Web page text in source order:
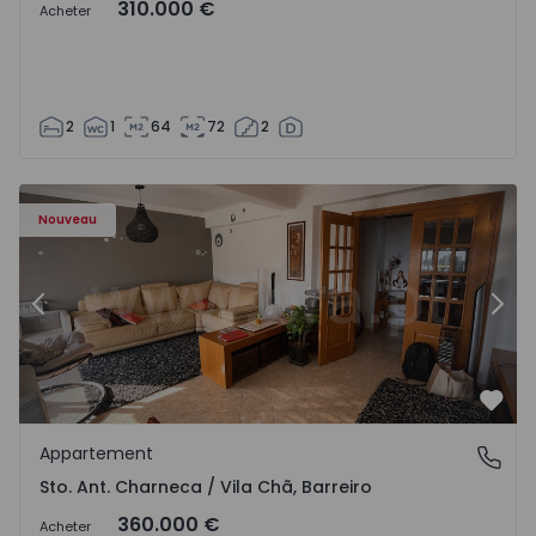
Acheter 310.000 €
2 1 64 72 2
Nouveau
- 1573477 - 14
Appartement T3 Barreiro, Sto. Ant. Charneca / Vila Chã -
Précédent
Sto. Ant. Charneca / Vila Chã, Barreiro
Appartement
Sto. Ant. Charneca / Vila Chã, Barreiro
Acheter 360.000 €